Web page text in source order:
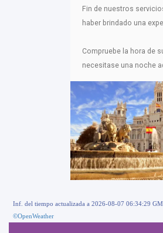
Fin de nuestros
haber brindado una
Compruebe la hora de
necesitase una noche
Inf. del tiempo actualizada a 2026-08-07 06:34:29
©OpenWeather